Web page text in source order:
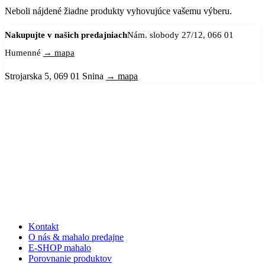
Neboli nájdené žiadne produkty vyhovujúce vašemu výberu.
Nakupujte v našich predajniachNám. slobody 27/12, 066 01
Humenné → mapa
Strojarska 5, 069 01 Snina → mapa
Kontakt
O nás & mahalo predajne
E-SHOP mahalo
Porovnanie produktov